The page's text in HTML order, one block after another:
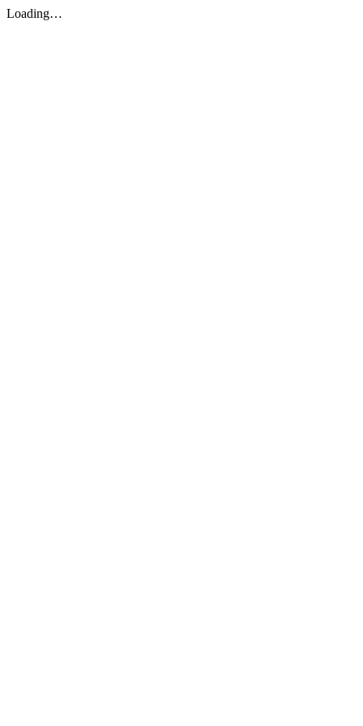
Loading…